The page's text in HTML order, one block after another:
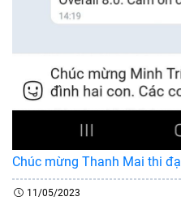
Chúc mừng Thanh Mai thi
11/05/2023